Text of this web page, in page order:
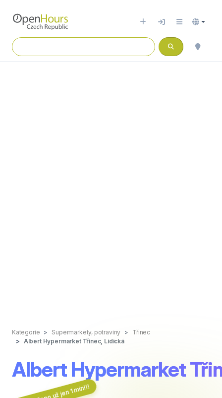
Kategorie Supermarkety, potraviny
Třinec
Albert Hypermarket Třinec, Lidická
Albert Hypermarket